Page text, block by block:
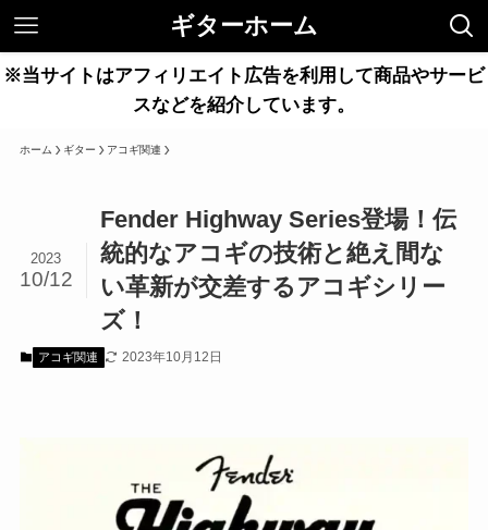
ギターホーム
※当サイトはアフィリエイト広告を利用して商品やサービ
スなどを紹介しています。
ホーム ギター アコギ関連
Fender Highway Series登場！伝
統的なアコギの技術と絶え間な
い革新が交差するアコギシリー
ズ！
2023
10/12
アコギ関連 2023年10月12日